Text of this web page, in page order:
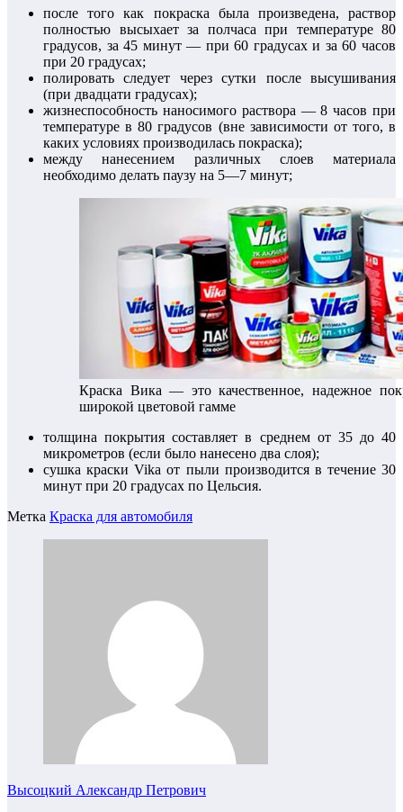
после того как покраска была произведена, раствор
полностью высыхает за полчаса при температуре 80
градусов, за 45 минут — при 60 градусах и за 60 часов
при 20 градусах;
полировать следует через сутки после высушивания
(при двадцати градусах);
жизнеспособность наносимого раствора — 8 часов при
температуре в 80 градусов (вне зависимости от того, в
каких условиях производилась покраска);
между нанесением различных слоев материала
необходимо делать паузу на 5—7 минут;
Краска Вика — это качественное, надежное
широкой цветовой гамме
толщина покрытия составляет в среднем от 35 до 40
микрометров (если было нанесено два слоя);
сушка краски Vika от пыли производится в течение 30
минут при 20 градусах по Цельсия.
Метка Краска для автомобиля
Высоцкий Александр Петрович